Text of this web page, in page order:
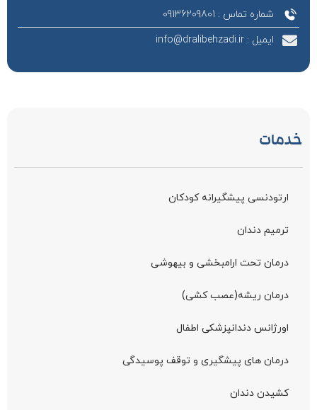
شماره تماس : 09136209801
ایمیل : info@dralibehzadi.ir
خدمات
ارتودنسی پیشگیرانه کودکان
ترمیم دندان
درمان تحت ارامبخشی و بیهوشی
درمان ریشه(عصب کشی)
اورژانس دندانپزشکی اطفال
درمان های پیشگیری و توقف پوسیدگی
کشیدن دندان